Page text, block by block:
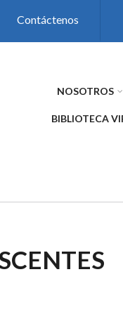
Contáctenos
NOSOTROS
BIBLIOTECA